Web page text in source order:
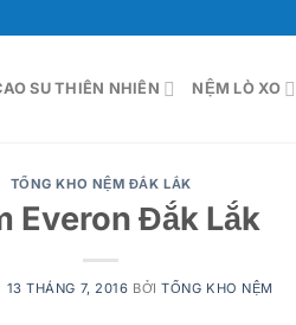
SU THIÊN NHIÊN NỆM LÒ XO
TỔNG KHO NỆM ĐẮK LẮK
Everon Đắk Lắk
13 THÁNG 7, 2016 BỞITỔNG KHO NỆM